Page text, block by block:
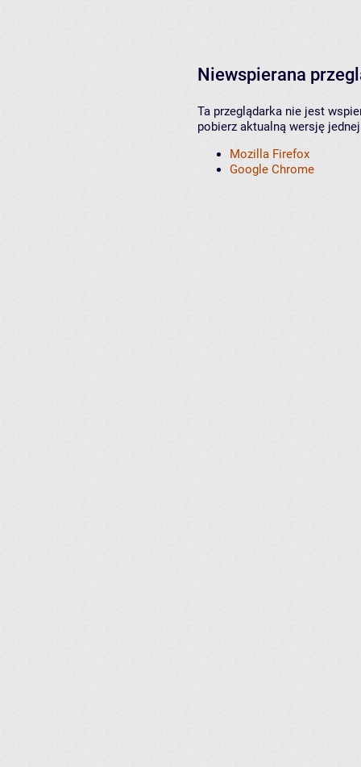
Niewspierana
Ta przeglądarka nie jest
pobierz aktualną wersję
Mozilla Firefox
Google Chrome